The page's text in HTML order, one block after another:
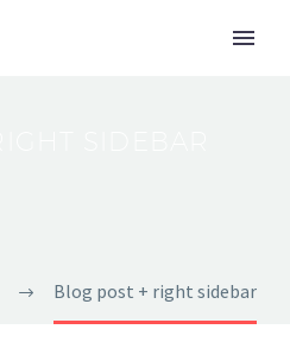
Blog post + right sidebar